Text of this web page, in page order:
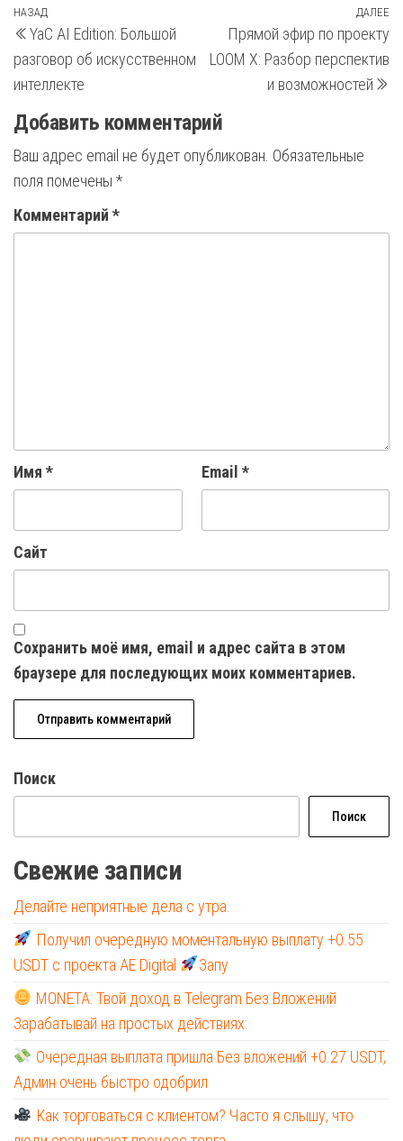
Навигация
по
записям
Предыдущая
запись
НАЗАД
YaC AI Edition: Большой
разговор об искусственном
интеллекте
ДАЛЕЕ
Прямой эфир по проекту
LOOM X: Разбор перспектив
и возможностей
Добавить комментарий
Ваш адрес email не будет опубликован. Обязательные
поля помечены *
Комментарий *
Имя * Email *
Сайт
Сохранить моё имя, email и адрес сайта в этом
браузере для последующих моих комментариев.
Поиск
Поиск
Свежие записи
Делайте неприятные дела с утра.
Получил очередную моментальную выплату +0.55
USDT с проекта AE Digital
Запу
MONETA: Твой доход в Telegram Без Вложений
Зарабатывай на простых действиях:
Очередная выплата пришла Без вложений +0.27 USDT,
Админ очень быстро одобрил
Как торговаться с клиентом? Часто я слышу, что